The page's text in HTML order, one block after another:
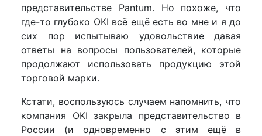
представительстве Pantum. Но похоже, что
где-то глубоко OKI всё ещё есть во мне и я до
сих пор испытываю удовольствие давая
ответы на вопросы пользователей, которые
продолжают использовать продукцию этой
торговой марки.
Кстати, воспользуюсь случаем напомнить, что
компания OKI закрыла представительство в
России (и одновременно с этим ещё в